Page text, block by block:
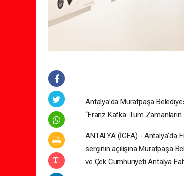
Antalya’da Muratpaşa
“Franz Kafka: Tüm
ANTALYA (İGFA) - Antalya'da
serginin açılışına Muratpaşa
ve Çek Cumhuriyeti Antalya